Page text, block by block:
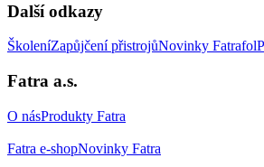
Další odkazy
ŠkoleníZapůjčení přistrojůNovinky Fatrafol
Fatra a.s.
O násProdukty Fatra
Fatra e-shopNovinky Fatra